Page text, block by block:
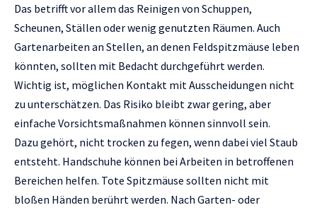
Das betrifft vor allem das Reinigen von Schuppen,
Scheunen, Ställen oder wenig genutzten Räumen. Auch
Gartenarbeiten an Stellen, an denen Feldspitzmäuse leben
könnten, sollten mit Bedacht durchgeführt werden.
Wichtig ist, möglichen Kontakt mit Ausscheidungen nicht
zu unterschätzen. Das Risiko bleibt zwar gering, aber
einfache Vorsichtsmaßnahmen können sinnvoll sein.
Dazu gehört, nicht trocken zu fegen, wenn dabei viel Staub
entsteht. Handschuhe können bei Arbeiten in betroffenen
Bereichen helfen. Tote Spitzmäuse sollten nicht mit
bloßen Händen berührt werden. Nach Garten- oder